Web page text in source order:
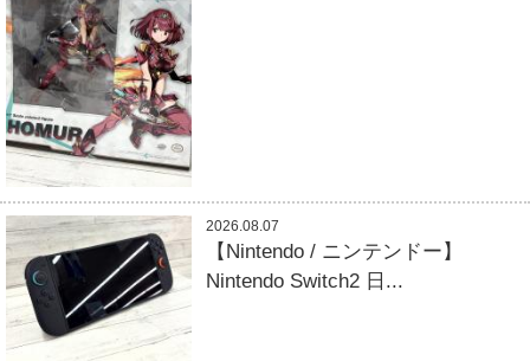
2026.08.07
【Nintendo / ニンテンドー】
Nintendo Switch2 日...